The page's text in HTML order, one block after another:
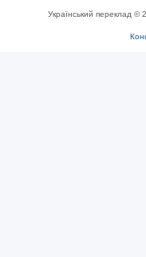
Український переклад ©